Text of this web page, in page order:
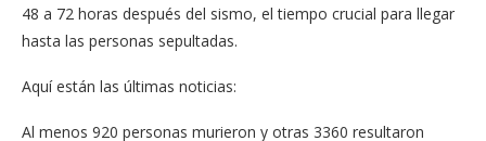
48 a 72 horas después del sismo, el tiempo crucial para llegar
hasta las personas sepultadas.
Aquí están las últimas noticias:
Al menos 920 personas murieron y otras 3360 resultaron